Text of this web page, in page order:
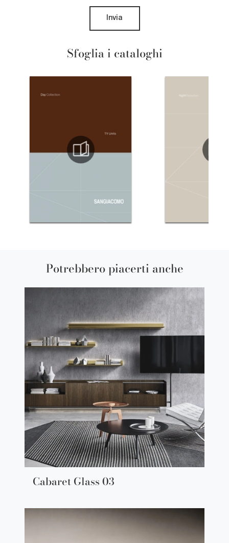
Sfoglia i cataloghi
Invia
Potrebbero piacerti anche
Cabaret Glass 03